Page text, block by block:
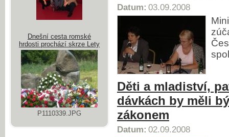
Datum: 03.09.2008
Děti a mladiství,
dávkách by měli
zákonem
Datum: 02.09.2008
Dnešní cesta romské
hrdosti prochází skrze Lety
P1110339.JPG